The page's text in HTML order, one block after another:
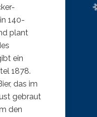
140-
plant
ein
1878.
das im
gebraut
den